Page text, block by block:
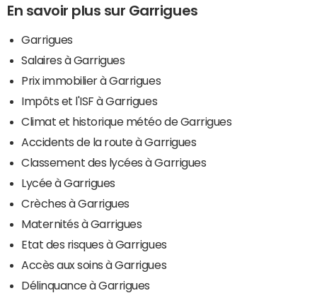
En savoir plus sur Garrigues
Garrigues
Salaires à Garrigues
Prix immobilier à Garrigues
Impôts et l'ISF à Garrigues
Climat et historique météo de Garrigues
Accidents de la route à Garrigues
Classement des lycées à Garrigues
Lycée à Garrigues
Crèches à Garrigues
Maternités à Garrigues
Etat des risques à Garrigues
Accès aux soins à Garrigues
Délinquance à Garrigues